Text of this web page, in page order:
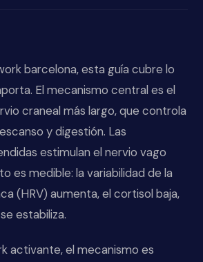
barcelona, esta guía cubre lo
El mecanismo central es el
craneal más largo, que controla
y digestión. Las
estimulan el nervio vago
es medible: la variabilidad de la
(HRV) aumenta, el cortisol baja,
estabiliza.
activante, el mecanismo es